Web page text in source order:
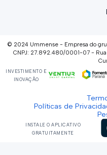
© 2024 Ummense - Empresa do
CNPJ: 27.892.480/0001-07 -
INVESTIMENTO E
INOVAÇÃO
Políticas de
INSTALE O APLICATIVO
GRATUITAMENTE